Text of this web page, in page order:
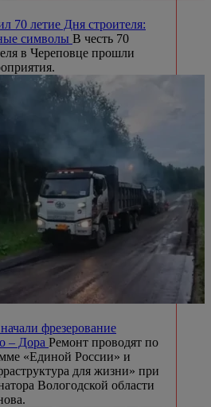
70 летие Дня строителя:
символы В честь 70
в Череповце прошли
фрезерование
– Дора Ремонт проводят по
«Единой России» и
для жизни» при
Вологодской области